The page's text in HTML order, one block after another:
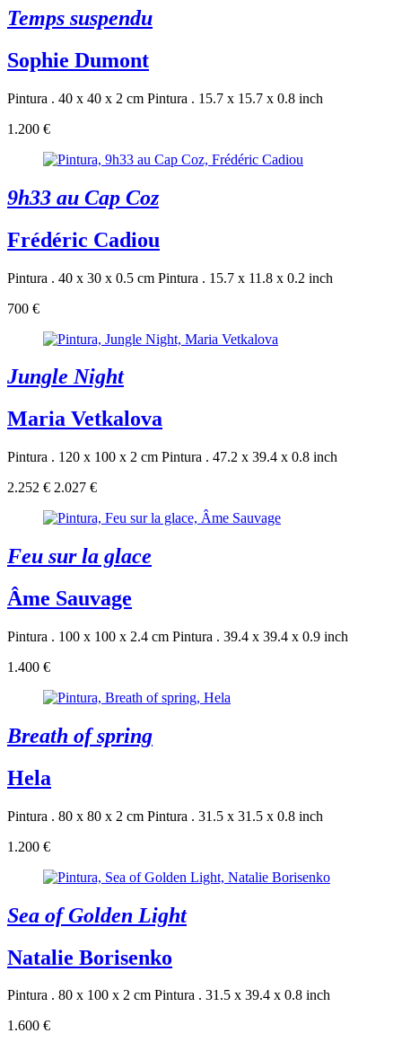
Temps suspendu
Sophie Dumont
Pintura . 40 x 40 x 2 cm Pintura . 15.7 x 15.7 x 0.8 inch
1.200 €
9h33 au Cap Coz
Frédéric Cadiou
Pintura . 40 x 30 x 0.5 cm Pintura . 15.7 x 11.8 x 0.2 inch
700 €
Jungle Night
Maria Vetkalova
Pintura . 120 x 100 x 2 cm Pintura . 47.2 x 39.4 x 0.8 inch
2.252 € 2.027 €
Feu sur la glace
Âme Sauvage
Pintura . 100 x 100 x 2.4 cm Pintura . 39.4 x 39.4 x 0.9 inch
1.400 €
Breath of spring
Hela
Pintura . 80 x 80 x 2 cm Pintura . 31.5 x 31.5 x 0.8 inch
1.200 €
Sea of Golden Light
Natalie Borisenko
Pintura . 80 x 100 x 2 cm Pintura . 31.5 x 39.4 x 0.8 inch
1.600 €